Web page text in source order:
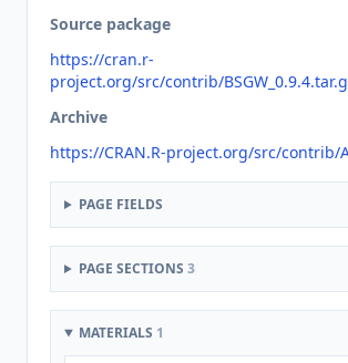
Source package
https://cran.r-
project.org/src/contrib/
Archive
https://CRAN.R-project.org/src/contrib/
PAGE FIELDS
PAGE SECTIONS 3
MATERIALS 1